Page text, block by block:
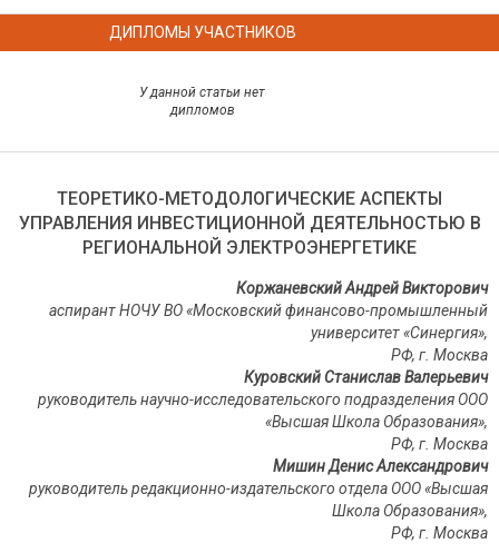
ДИПЛОМЫ УЧАСТНИКОВ
У данной статьи нет
дипломов
ТЕОРЕТИКО-МЕТОДОЛОГИЧЕСКИЕ АСПЕКТЫ
УПРАВЛЕНИЯ ИНВЕСТИЦИОННОЙ ДЕЯТЕЛЬНОСТЬЮ В
РЕГИОНАЛЬНОЙ ЭЛЕКТРОЭНЕРГЕТИКЕ
Коржаневский Андрей Викторович
аспирант НОЧУ ВО «Московский финансово-промышленный
университет «Синергия»,
РФ, г. Москва
Куровский Станислав Валерьевич
руководитель научно-исследовательского подразделения ООО
«Высшая Школа Образования»,
РФ, г. Москва
Мишин Денис Александрович
руководитель редакционно-издательского отдела ООО «Высшая
Школа Образования»,
РФ, г. Москва